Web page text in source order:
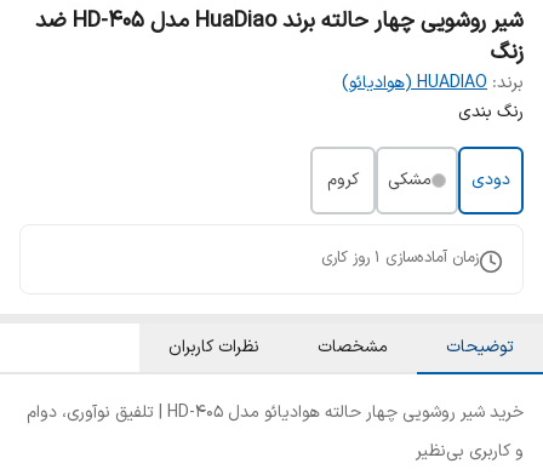
شیر روشویی چهار حالته برند HuaDiao مدل HD-405 ضد
زنگ
برند: HUADIAO (هوادیائو)
رنگ بندی
دودی مشکی کروم
زمان آماده‌سازی 1 روز کاری
توضیحات مشخصات نظرات کاربران
خرید شیر روشویی چهار حالته هوادیائو مدل HD-405 | تلفیق نوآوری، دوام
و کاربری بی‌نظیر